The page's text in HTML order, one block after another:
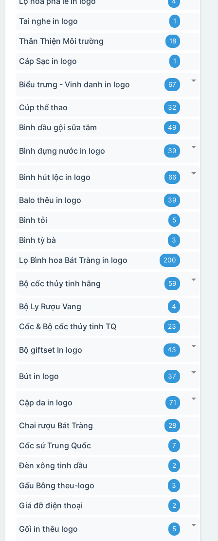
Tai nghe in logo 1
Thân Thiện Môi trường 18
Cáp Sạc in logo 1
Biểu trưng - Vinh danh in logo 67
Cúp thể thao 32
Bình dầu gội sữa tắm 49
Bình đựng nước in logo 39
Bình hút lộc in logo 66
Balo thêu in logo 39
Bình tỏi 5
Bình tỳ bà 3
Lọ Bình hoa Bát Tràng in logo 200
Bộ cốc thủy tinh hãng 59
Bộ Ly Rượu Vang 4
Cốc & Bộ cốc thủy tinh TQ 23
Bộ giftset In logo 43
Bút in logo 37
Cặp da in logo 71
Chai rượu Bát Tràng 28
Cốc sứ Trung Quốc 7
Đèn xông tinh dầu 2
Gấu Bông theu-logo 3
Giá đỡ điện thoại 2
Gối in thêu logo 5